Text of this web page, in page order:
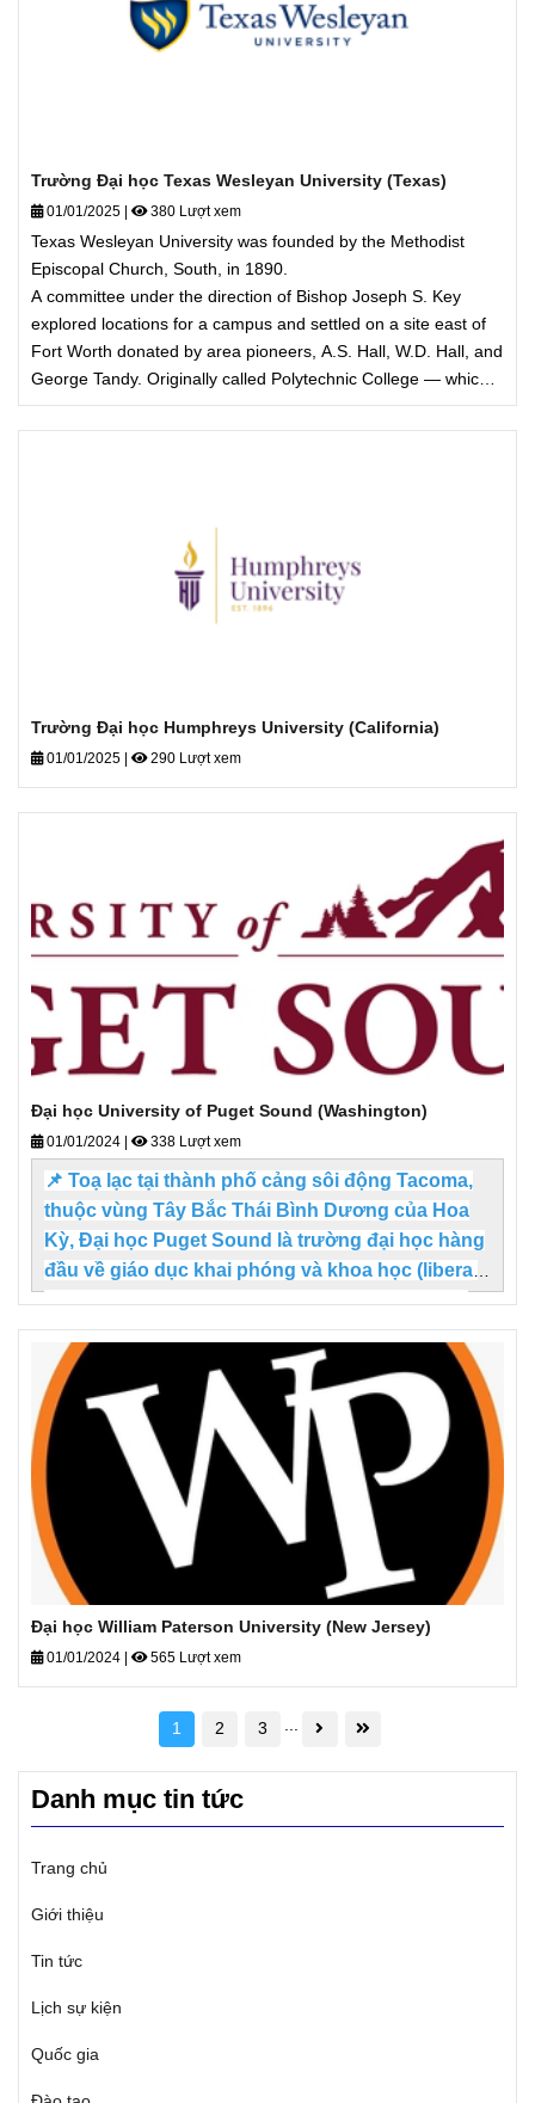
Trường Đại học Texas Wesleyan University (Texas)
01/01/2025 380 Lượt xem
Texas Wesleyan University was founded by the Methodist
Episcopal Church, South, in 1890.
A committee under the direction of Bishop Joseph S. Key
explored locations for a campus and settled on a site east of
Fort Worth donated by area pioneers, A.S. Hall, W.D. Hall, and
George Tandy. Originally called Polytechnic College — which
literally means "many arts and sciences" — the school held its
first classes in September 1891, with a handful of faculty
Trường Đại học Humphreys University (California)
01/01/2025 290 Lượt xem
Đại học University of Puget Sound (Washington)
01/01/2024 | 338 Lượt xem
📌 Toạ lạc tại thành phố cảng sôi động Tacoma,
thuộc vùng Tây Bắc Thái Bình Dương của Hoa
Kỳ, Đại học Puget Sound là trường đại học hàng
đầu về giáo dục khai phóng và khoa học (liberal
arts and sciences). Đại học Puget Sound được
kiểm định bởi Ủy ban các trường đại học và cao
đẳng khu vực Tây Bắc (NWCCU)
Đại học William Paterson University (New Jersey)
01/01/2024 565 Lượt xem
1 2 3 ...
Danh mục tin tức
Trang chủ
Giới thiệu
Tin tức
Lịch sự kiện
Quốc gia